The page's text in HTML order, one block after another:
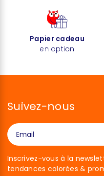
Papier cadeau
en option
Suivez-nous
Inscrivez-vous à la
tendances colorées &